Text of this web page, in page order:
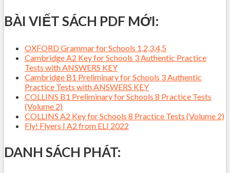
BÀI VIẾT SÁCH PDF MỚI:
OXFORD Grammar for Schools 1,2,3,4,5
Cambridge A2 Key for Schools 3 Authentic Practice
Tests with ANSWERS KEY
Cambridge B1 Preliminary for Schools 3 Authentic
Practice Tests with ANSWERS KEY
COLLINS B1 Preliminary for Schools 8 Practice Tests
(Volume 2)
COLLINS A2 Key for Schools 8 Practice Tests (Volume 2)
Fly! Flyers | A2 from ELI 2022
DANH SÁCH PHÁT: